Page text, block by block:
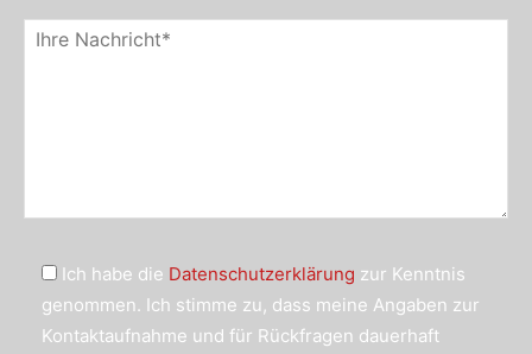
Ich habe die Datenschutzerklärung zur Kenntnis
genommen. Ich stimme zu, dass meine Angaben zur
Kontaktaufnahme und für Rückfragen dauerhaft